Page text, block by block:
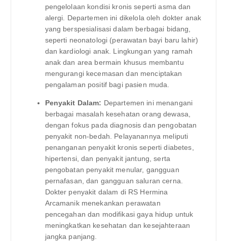
pengelolaan kondisi kronis seperti asma dan
alergi. Departemen ini dikelola oleh dokter anak
yang berspesialisasi dalam berbagai bidang,
seperti neonatologi (perawatan bayi baru lahir)
dan kardiologi anak. Lingkungan yang ramah
anak dan area bermain khusus membantu
mengurangi kecemasan dan menciptakan
pengalaman positif bagi pasien muda.
Penyakit Dalam: Departemen ini menangani
berbagai masalah kesehatan orang dewasa,
dengan fokus pada diagnosis dan pengobatan
penyakit non-bedah. Pelayanannya meliputi
penanganan penyakit kronis seperti diabetes,
hipertensi, dan penyakit jantung, serta
pengobatan penyakit menular, gangguan
pernafasan, dan gangguan saluran cerna.
Dokter penyakit dalam di RS Hermina
Arcamanik menekankan perawatan
pencegahan dan modifikasi gaya hidup untuk
meningkatkan kesehatan dan kesejahteraan
jangka panjang.